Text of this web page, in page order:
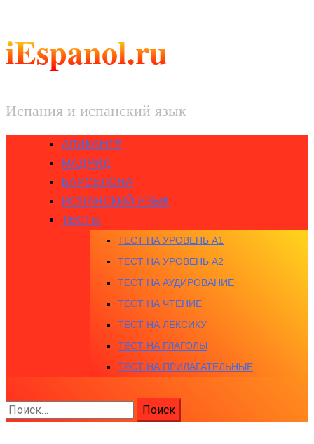
iEspanol.ru
Испания и испанский язык
АЛИКАНТЕ
МАДРИД
БАРСЕЛОНА
ИСПАНСКИЙ ЯЗЫК
ТЕСТЫ
ТЕСТ НА УРОВЕНЬ A1
ТЕСТ НА УРОВЕНЬ A2
ТЕСТ НА АУДИРОВАНИЕ
ТЕСТ НА ЧТЕНИЕ
ТЕСТ НА ЛЕКСИКУ
ТЕСТ НА ГЛАГОЛЫ
ТЕСТ НА ПРИЛАГАТЕЛЬНЫЕ
Найти: